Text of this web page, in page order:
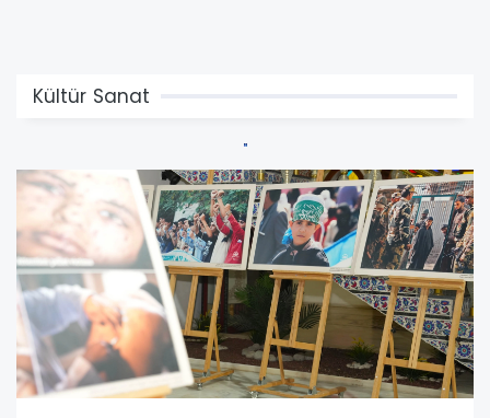
Kültür Sanat